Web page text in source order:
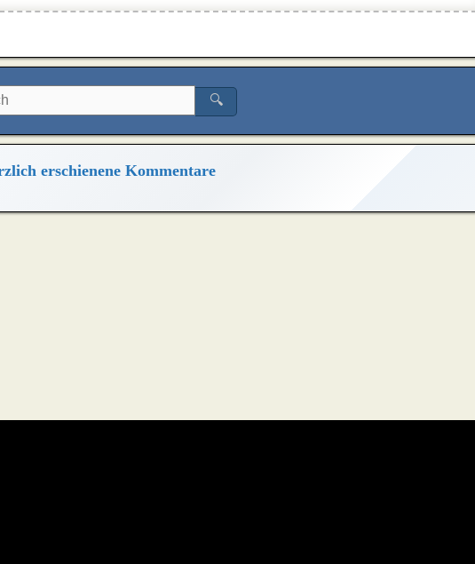
🔍
erschienene Kommentare